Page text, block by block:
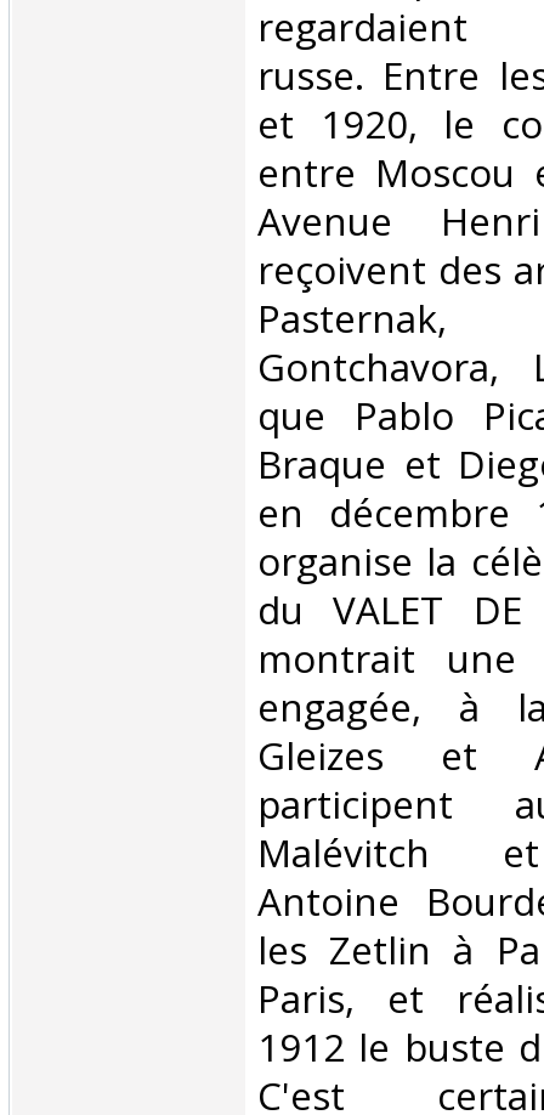
regardaient
russe. Entre
et 1920, le
entre Moscou
Avenue
reçoivent des
Pasternak,
Gontchavora,
que Pablo
Braque et
en décembre
organise la
du VALET DE
montrait une
engagée, à
Gleizes et
participent
Malévitch
Antoine
les Zetlin à
Paris, et
1912 le buste
C'est